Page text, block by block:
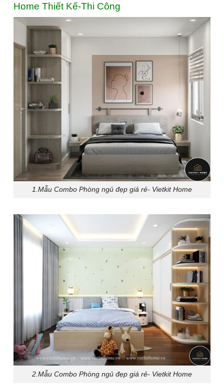
Home Thiết Kế-Thi Công
1.Mẫu Combo Phòng ngủ đẹp giá rẻ- Vietkit Home
2.Mẫu Combo Phòng ngủ đẹp giá rẻ- Vietkit Home